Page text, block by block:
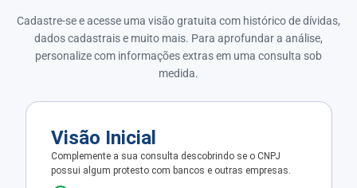
Cadastre-se e acesse uma visão gratuita com histórico de dívidas,
dados cadastrais e muito mais. Para aprofundar a análise,
personalize com informações extras em uma consulta sob
medida.
Visão Inicial
Complemente a sua consulta descobrindo se o CNPJ
possui algum protesto com bancos e outras empresas.